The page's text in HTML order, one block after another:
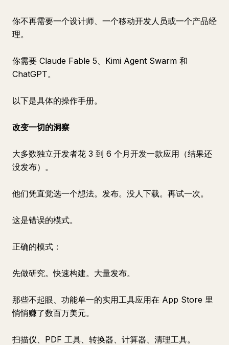
你不再需要一个设计师、一个移动开发人员或一个产品经
理。
你需要 Claude Fable 5、Kimi Agent Swarm 和
ChatGPT。
以下是具体的操作手册。
改变一切的洞察
大多数独立开发者花 3 到 6 个月开发一款应用（结果还
没发布）。
他们凭直觉选一个想法。发布。没人下载。再试一次。
这是错误的模式。
正确的模式：
先做研究。快速构建。大量发布。
那些不起眼、功能单一的实用工具应用在 App Store 里
悄悄赚了数百万美元。
扫描仪、PDF 工具、转换器、计算器、清理工具。